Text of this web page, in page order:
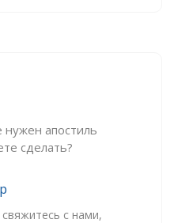
нужен апостиль
сделать?
с нами,